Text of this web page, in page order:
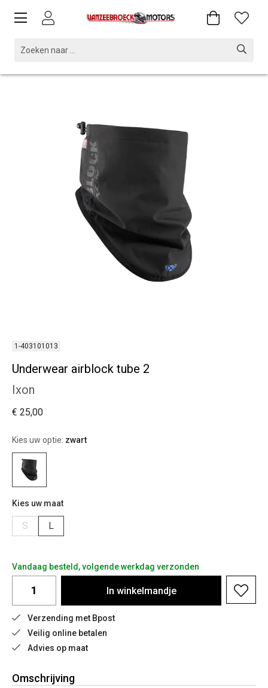
1-403101013
Underwear airblock tube 2
Ixon
€ 25,00
Kies uw optie: zwart
Kies uw maat
S L
Vandaag besteld, volgende werkdag verzonden
In winkelmandje
Verzending met Bpost
Veilig online betalen
Advies op maat
Omschrijving